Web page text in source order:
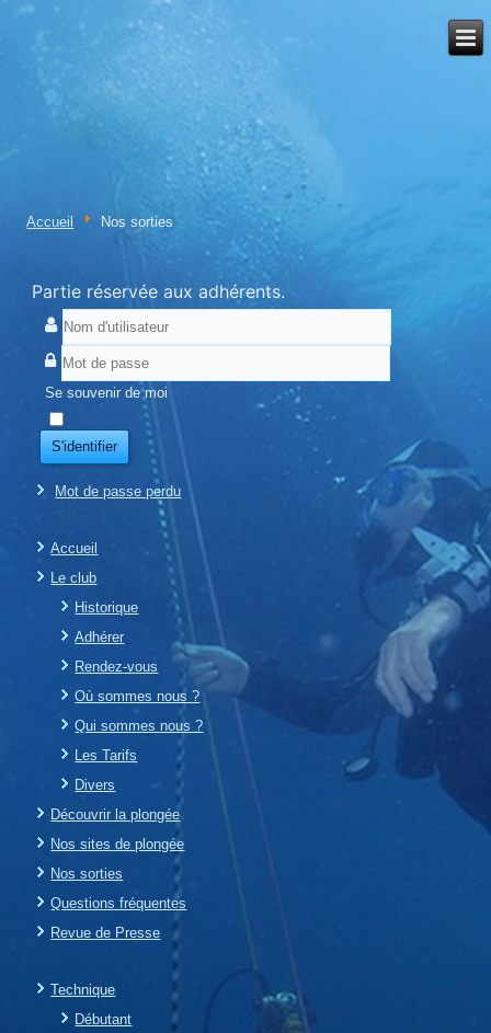
Accueil Nos sorties
Partie réservée aux adhérents.
Se souvenir de moi
S'identifier
Mot de passe perdu
Accueil
Le club
Historique
Adhérer
Rendez-vous
Où sommes nous ?
Qui sommes nous ?
Les Tarifs
Divers
Découvrir la plongée
Nos sites de plongée
Nos sorties
Questions fréquentes
Revue de Presse
Technique
Débutant